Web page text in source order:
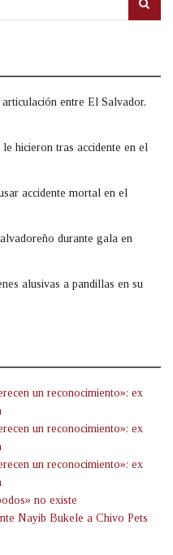
entre El Salvador,
hicieron tras accidente en el
accidente mortal en el
durante gala en
alusivas a pandillas en su
un reconocimiento»: ex
un reconocimiento»: ex
un reconocimiento»: ex
no existe
Nayib Bukele a Chivo Pets